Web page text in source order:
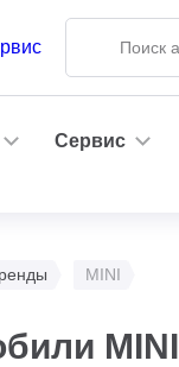
Сервис
MINI
MINI